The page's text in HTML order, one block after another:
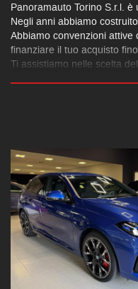
Panoramauto Torino S.r.l.
Negli anni abbiamo
Abbiamo convenzioni
finanziare il tuo acquisto
Ti assistiamo nelle scelta
Effettuiamo internamente
Abbiamo anche la
accessori
Active Park Distance Control
BMW Individual Shadow
BMW Live Cockpit Plus
Parking Assistant
Premium
antifurto con allarme
cerchi in lega leggera da 18"
cinture di sicurezza M
climatizzatore automatico